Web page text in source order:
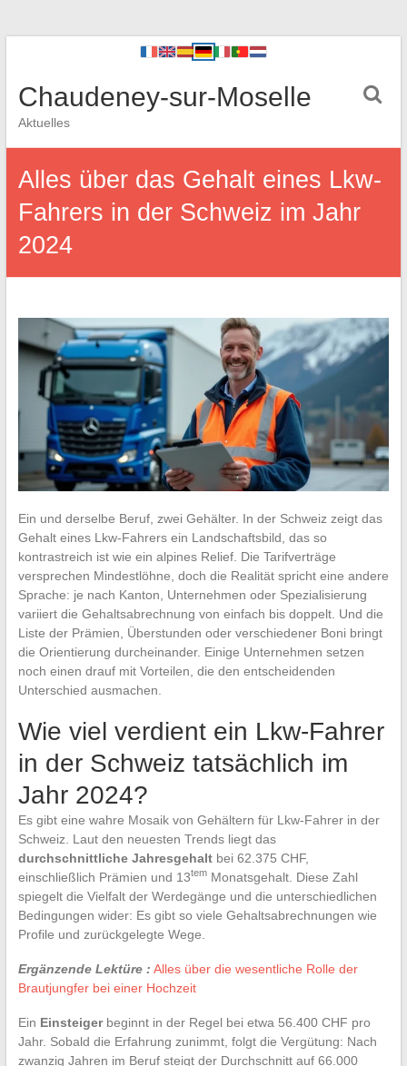
Chaudeney-sur-Moselle
Aktuelles
Alles über das Gehalt eines Lkw-
Fahrers in der Schweiz im Jahr
2024
Ein und derselbe Beruf, zwei Gehälter. In der Schweiz zeigt das
Gehalt eines Lkw-Fahrers ein Landschaftsbild, das so
kontrastreich ist wie ein alpines Relief. Die Tarifverträge
versprechen Mindestlöhne, doch die Realität spricht eine andere
Sprache: je nach Kanton, Unternehmen oder Spezialisierung
variiert die Gehaltsabrechnung von einfach bis doppelt. Und die
Liste der Prämien, Überstunden oder verschiedener Boni bringt
die Orientierung durcheinander. Einige Unternehmen setzen
noch einen drauf mit Vorteilen, die den entscheidenden
Unterschied ausmachen.
Wie viel verdient ein Lkw-Fahrer
in der Schweiz tatsächlich im
Jahr 2024?
Es gibt eine wahre Mosaik von Gehältern für Lkw-Fahrer in der
Schweiz. Laut den neuesten Trends liegt das
durchschnittliche Jahresgehaltbei 62.375 CHF,
einschließlich Prämien und 13temMonatsgehalt. Diese Zahl
spiegelt die Vielfalt der Werdegänge und die unterschiedlichen
Bedingungen wider: Es gibt so viele Gehaltsabrechnungen wie
Profile und zurückgelegte Wege.
Ergänzende Lektüre : Alles über die wesentliche Rolle der
Brautjungfer bei einer Hochzeit
Ein Einsteigerbeginnt in der Regel bei etwa 56.400 CHF pro
Jahr. Sobald die Erfahrung zunimmt, folgt die Vergütung: Nach
zwanzig Jahren im Beruf steigt der Durchschnitt auf 66.000